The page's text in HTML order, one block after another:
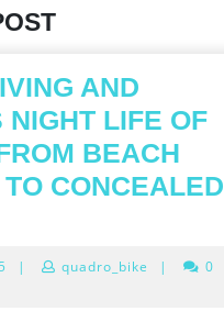
AND
NIGHT LIFE OF
BEACH
CONCEALED
June
| quadro_bike |
0